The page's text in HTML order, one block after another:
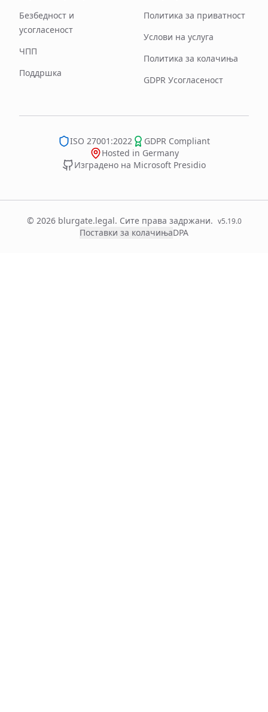
Безбедност и
усогласеност
ЧПП
Поддршка
Политика за приватност
Услови на услуга
Политика за колачиња
GDPR Усогласеност
ISO 27001:2022
GDPR Compliant
Hosted in Germany
Изградено на Microsoft Presidio
© 2026 blurgate.legal. Сите права задржани. v5.19.0
Поставки за колачињаDPA